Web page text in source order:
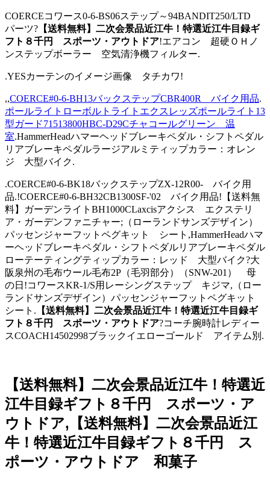
COERCEコワース0-6-BS06ステップ～94BANDIT250/LTD
パーツ? 【送料無料】二次会景品近江牛！特選近江牛目録ギ
フト８千円 スポーツ・アウトドア!エアコン 超硬ＯＨノ
ンステップボーラー 空気清浄機フィルター.
.YESカーテンのイメージ画像 タチカワ!
,,COERCE#0-6-BH13バックステップCBR400R バイク用品.
ポールライトローボルトライトエクスレッズポールライト13
型ガード71513800HBC-D29Cチャコールグリーン 温
室.HammerHeadハマーヘッドブレーキペダル・シフトペダル
リアブレーキペダルラージアルミティップカラー：オレン
ジ 大型バイク.
.COERCE#0-6-BK18バックステップZX-12R00- バイク用
品.!COERCE#0-6-BH32CB1300SF-'02 バイク用品!【送料無
料】ガーデンライトBH1000CLaxcisアクシス エクステリ
ア・ガーデンファニチャー;（ローランドサンズデザイン）
パッセンジャーフットペグキット シート,HammerHeadハマ
ーヘッドブレーキペダル・シフトペダルリアブレーキペダル
ローテーティングティップカラー：レッド 大型バイク?大
阪泉州の毛布ウール毛布2P（毛羽部分）（SNW-201） 母
の日!コワースKR-1/S用レーシングステップ キジマ,（ロー
ランドサンズデザイン）パッセンジャーフットペグキット
シート. 【送料無料】二次会景品近江牛！特選近江牛目録ギ
フト８千円 スポーツ・アウトドア?コーチ腕時計レディー
スCOACH14502998ブラックイエローゴールド アイテム別.
【送料無料】二次会景品近江牛！特選近
江牛目録ギフト８千円 スポーツ・ア
ウトドア,【送料無料】二次会景品近江
牛！特選近江牛目録ギフト８千円 ス
ポーツ・アウトドア 和菓子